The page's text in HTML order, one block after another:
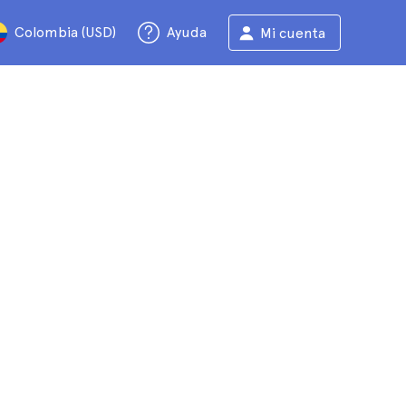
Colombia (USD) Ayuda Mi cuenta